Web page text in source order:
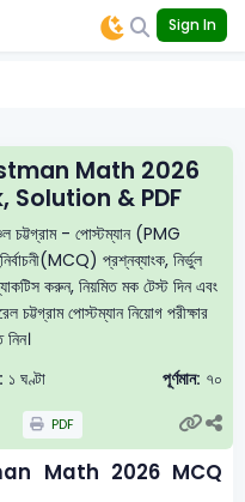
Sign In
Math 2026
Solution & PDF
চট্টগ্রাম - পোস্টম্যান (PMG
প্রশ্নব্যাংক, নির্ভুল
করুন, নিয়মিত মক টেস্ট দিন এবং
চট্টগ্রাম পোস্টম্যান নিয়োগ পরীক্ষার
১ ঘণ্টা পূর্ণমান: ৭০
PDF
Math 2026 MCQ